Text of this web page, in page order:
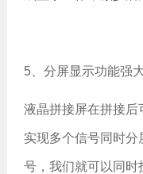
5、分屏显示功能强
液晶拼接屏在拼接后
实现多个信号同时
号，我们就可以同时